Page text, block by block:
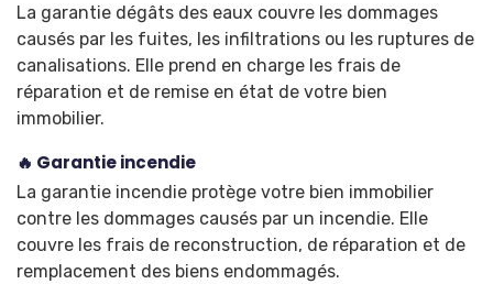
La garantie dégâts des eaux couvre les dommages
causés par les fuites, les infiltrations ou les ruptures de
canalisations. Elle prend en charge les frais de
réparation et de remise en état de votre bien
immobilier.
🔥 Garantie incendie
La garantie incendie protège votre bien immobilier
contre les dommages causés par un incendie. Elle
couvre les frais de reconstruction, de réparation et de
remplacement des biens endommagés.